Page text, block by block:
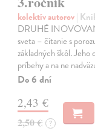
kolektív autorov|
DRUHÉ
sveta – čítanie s
základných škôl. Jeho
príbehy a na ne
Do 6 dní
2,43 €
2,50 € ?